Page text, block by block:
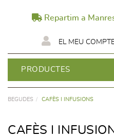
Repartim a
EL MEU
PRODUCTES
BEGUDES CAFÈS I INFUSIONS
CAFÈS I